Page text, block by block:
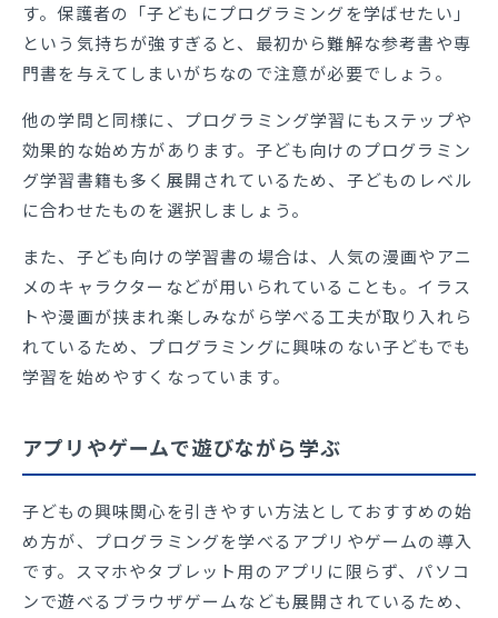
す。保護者の「子どもにプログラミングを学ばせたい」
という気持ちが強すぎると、最初から難解な参考書や専
門書を与えてしまいがちなので注意が必要でしょう。
他の学問と同様に、プログラミング学習にもステップや
効果的な始め方があります。子ども向けのプログラミン
グ学習書籍も多く展開されているため、子どものレベル
に合わせたものを選択しましょう。
また、子ども向けの学習書の場合は、人気の漫画やアニ
メのキャラクターなどが用いられていることも。イラス
トや漫画が挟まれ楽しみながら学べる工夫が取り入れら
れているため、プログラミングに興味のない子どもでも
学習を始めやすくなっています。
アプリやゲームで遊びながら学ぶ
子どもの興味関心を引きやすい方法としておすすめの始
め方が、プログラミングを学べるアプリやゲームの導入
です。スマホやタブレット用のアプリに限らず、パソコ
ンで遊べるブラウザゲームなども展開されているため、